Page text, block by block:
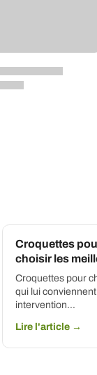
Croquettes
choisir les
Croquettes pour
qui lui
intervention…
Lire l'article →